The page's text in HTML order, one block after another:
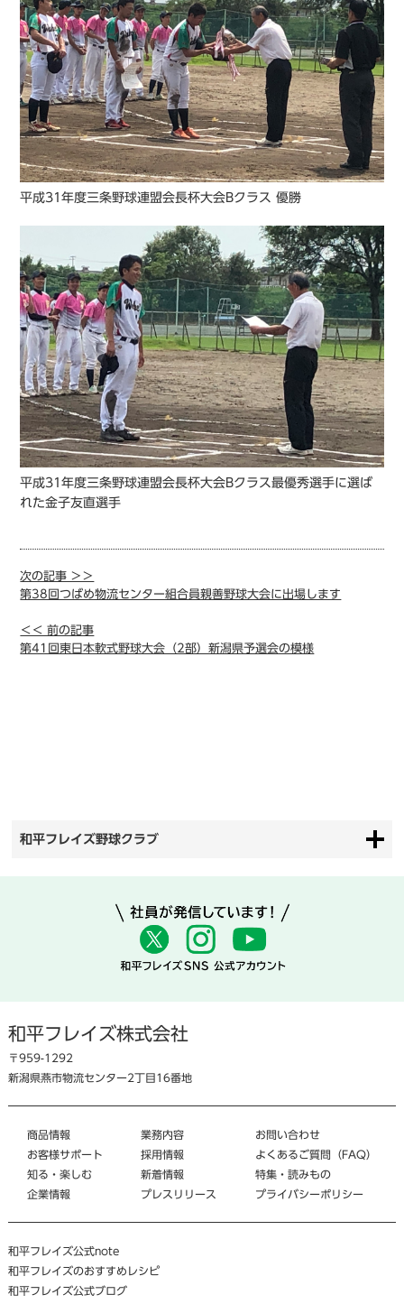
平成31年度三条野球連盟会長杯大会Bクラス 優勝
平成31年度三条野球連盟会長杯大会Bクラス最優秀選手に選ば
れた金子友直選手
次の記事 ＞＞
第38回つばめ物流センター組合員親善野球大会に出場します
＜＜ 前の記事
第41回東日本軟式野球大会（2部）新潟県予選会の模様
和平フレイズ野球クラブ
和平フレイズ株式会社
〒959-1292
新潟県燕市物流センター2丁目16番地
商品情報
お客様サポート
知る・楽しむ
企業情報
業務内容
採用情報
新着情報
プレスリリース
お問い合わせ
よくあるご質問（FAQ）
特集・読みもの
プライバシーポリシー
和平フレイズ公式note
和平フレイズのおすすめレシピ
和平フレイズ公式ブログ